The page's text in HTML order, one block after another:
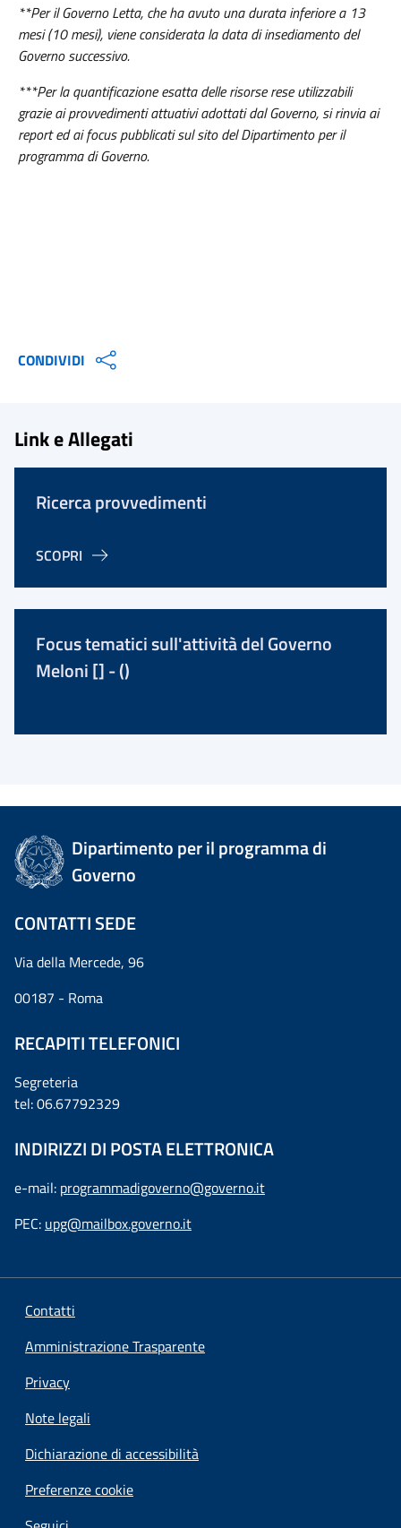
**Per il Governo Letta, che ha avuto una durata inferiore a 13
mesi (10 mesi), viene considerata la data di insediamento del
Governo successivo.
***Per la quantificazione esatta delle risorse rese utilizzabili
grazie ai provvedimenti attuativi adottati dal Governo, si rinvia ai
report ed ai focus pubblicati sul sito del Dipartimento per il
programma di Governo.
CONDIVIDI
Link e Allegati
Ricerca provvedimenti
SCOPRI
Focus tematici sull'attività del Governo
Meloni [] - ()
Dipartimento per il programma di
Governo
CONTATTI SEDE
Via della Mercede, 96
00187 - Roma
RECAPITI TELEFONICI
Segreteria
tel: 06.67792329
INDIRIZZI DI POSTA ELETTRONICA
e-mail: programmadigoverno@governo.it
PEC: upg@mailbox.governo.it
Contatti
Amministrazione Trasparente
Privacy
Note legali
Dichiarazione di accessibilità
Preferenze cookie